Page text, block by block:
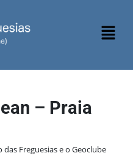
– Praia
Freguesias e o Geoclube